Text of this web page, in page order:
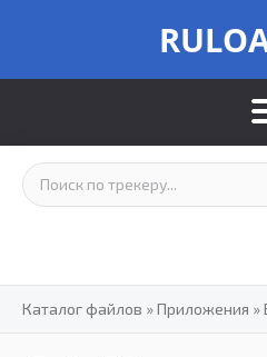
Каталог файлов »Приложения »